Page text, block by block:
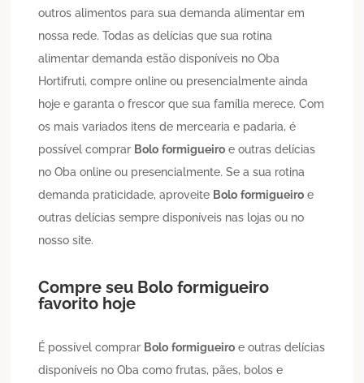
outros alimentos para sua demanda alimentar em
nossa rede. Todas as delícias que sua rotina
alimentar demanda estão disponíveis no Oba
Hortifruti, compre online ou presencialmente ainda
hoje e garanta o frescor que sua família merece. Com
os mais variados itens de mercearia e padaria, é
possível comprar Bolo formigueiro e outras delícias
no Oba online ou presencialmente. Se a sua rotina
demanda praticidade, aproveite Bolo formigueiro e
outras delícias sempre disponíveis nas lojas ou no
nosso site.
Compre seu Bolo formigueiro
favorito hoje
É possível comprar Bolo formigueiro e outras delícias
disponíveis no Oba como frutas, pães, bolos e